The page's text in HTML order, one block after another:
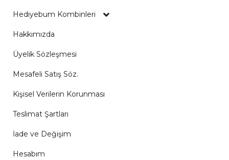
Hediyebum Kombinleri
Hakkımızda
Üyelik Sözleşmesi
Mesafeli Satış Söz.
Kişisel Verilerin Korunması
Teslimat Şartları
İade ve Değişim
Hesabım